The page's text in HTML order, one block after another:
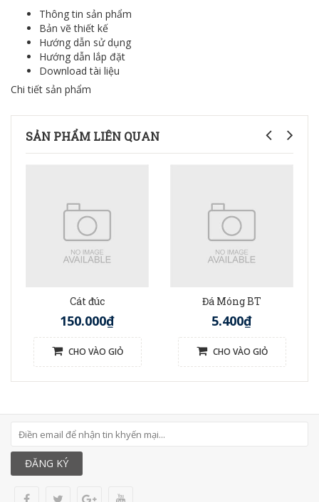
Thông tin sản phẩm
Bản vẽ thiết kế
Hướng dẫn sử dụng
Hướng dẫn lắp đặt
Download tài liệu
Chi tiết sản phẩm
SẢN PHẨM LIÊN QUAN
Cát đúc
150.000₫
CHO VÀO GIỎ
Đá Móng BT
5.400₫
CHO VÀO GIỎ
ĐĂNG KÝ